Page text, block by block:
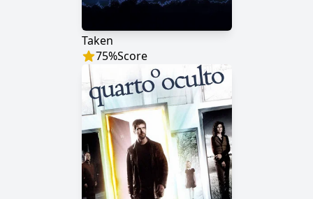
Taken
75%Score